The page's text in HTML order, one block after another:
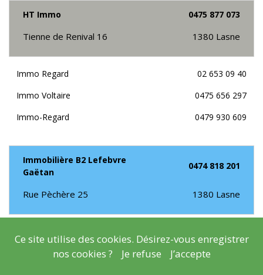
HT Immo 0475 877 073
Tienne de Renival 16 1380 Lasne
Immo Regard
02 653 09 40
Immo Voltaire
0475 656 297
Immo-Regard
0479 930 609
Immobilière B2 Lefebvre
Gaëtan
0474 818 201
Rue Pèchère 25 1380 Lasne
0476 796 547
Ce site utilise des cookies. Désirez-vous enregistrer
nos cookies ?
Je refuse J’accepte